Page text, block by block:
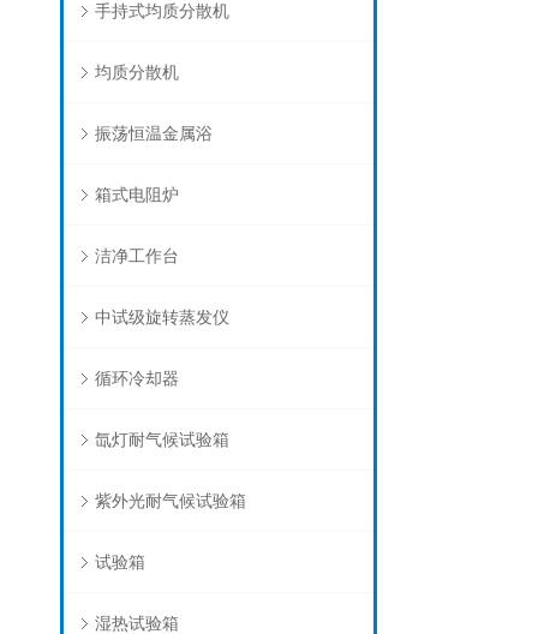
手持式均质分散机
均质分散机
振荡恒温金属浴
箱式电阻炉
洁净工作台
中试级旋转蒸发仪
循环冷却器
氙灯耐气候试验箱
紫外光耐气候试验箱
试验箱
湿热试验箱